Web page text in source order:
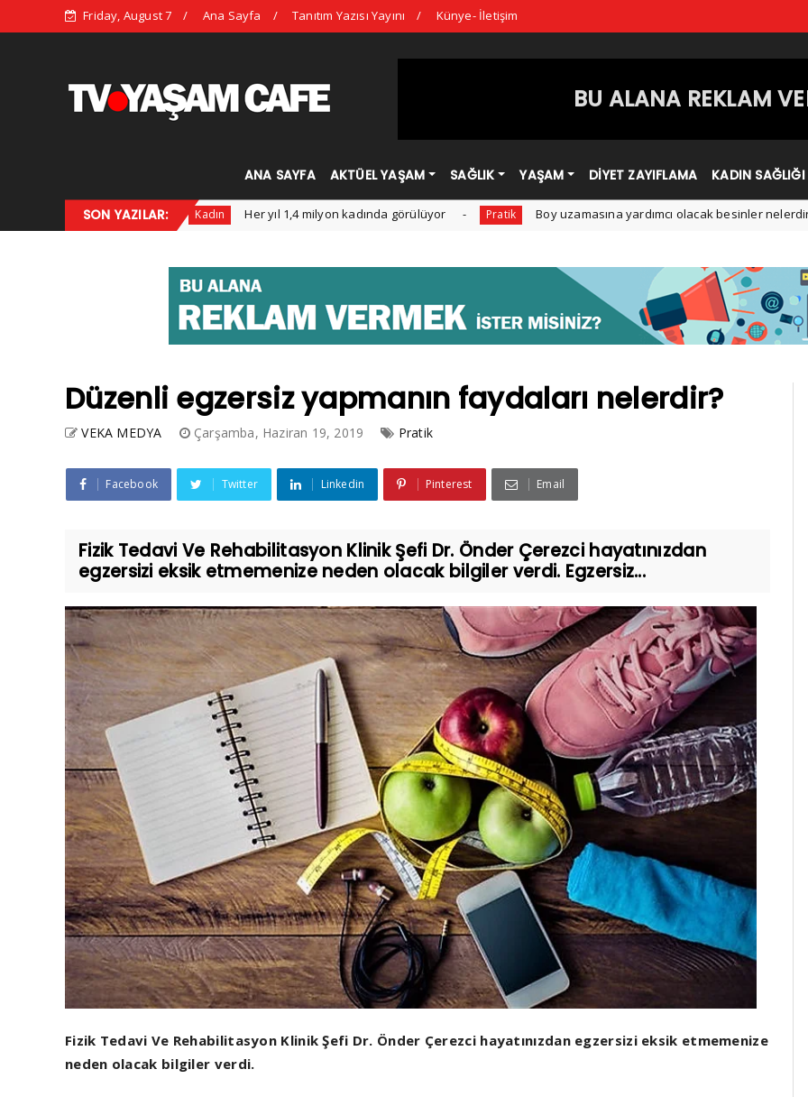
Friday, August 7 Ana Sayfa Tanıtım Yazısı Yayını Künye- İletişim
BU ALANA REKLAM
ANA SAYFA AKTÜEL YAŞAM SAĞLIK YAŞAM DİYET ZAYIFLAMA KADIN SAĞLIĞI
SON YAZILAR:
Çıkan Trendleri Kadın Her yıl 1,4 milyon kadında görülüyor Pratik Boy uzamasına yardımcı olacak besinler nelerdir?
Düzenli egzersiz yapmanın faydaları nelerdir?
VEKA MEDYA Çarşamba, Haziran 19, 2019 Pratik
Facebook Twitter Linkedin Pinterest Email
Fizik Tedavi Ve Rehabilitasyon Klinik Şefi Dr. Önder Çerezci hayatınızdan
egzersizi eksik etmemenize neden olacak bilgiler verdi. Egzersiz...
Fizik Tedavi Ve Rehabilitasyon Klinik Şefi Dr. Önder Çerezci hayatınızdan egzersizi eksik etmemenize
neden olacak bilgiler verdi.